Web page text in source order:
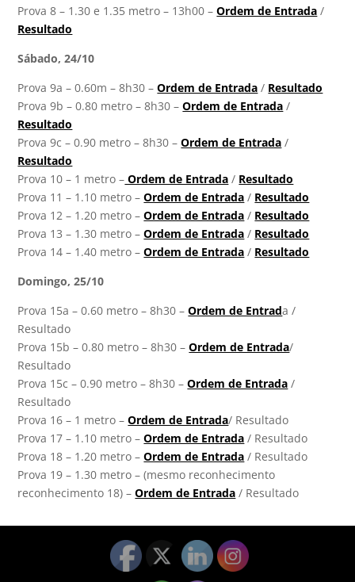
Prova 8 – 1.30 e 1.35 metro – 13h00 –Ordem de Entrada /
Resultado
Sábado, 24/10
Prova 9a – 0.60m – 8h30 –Ordem de Entrada / Resultado
Prova 9b – 0.80 metro – 8h30 –Ordem de Entrada /
Resultado
Prova 9c – 0.90 metro – 8h30 –Ordem de Entrada /
Resultado
Prova 10 – 1 metro – Ordem de Entrada / Resultado
Prova 11 – 1.10 metro –Ordem de Entrada / Resultado
Prova 12 – 1.20 metro –Ordem de Entrada / Resultado
Prova 13 – 1.30 metro –Ordem de Entrada / Resultado
Prova 14 – 1.40 metro –Ordem de Entrada / Resultado
Domingo, 25/10
Prova 15a – 0.60 metro – 8h30 –Ordem de Entrada /
Resultado
Prova 15b – 0.80 metro – 8h30 –Ordem de Entrada/
Resultado
Prova 15c – 0.90 metro – 8h30 –Ordem de Entrada /
Resultado
Prova 16 – 1 metro –Ordem de Entrada/ Resultado
Prova 17 – 1.10 metro –Ordem de Entrada / Resultado
Prova 18 – 1.20 metro –Ordem de Entrada / Resultado
Prova 19 – 1.30 metro – (mesmo reconhecimento
reconhecimento 18) –Ordem de Entrada / Resultado